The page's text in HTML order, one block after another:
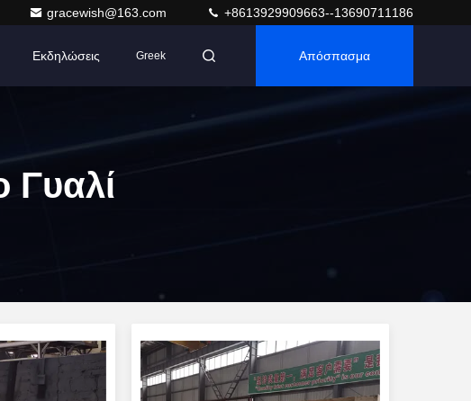
gracewish@163.com +8613929909663--13690711186
Εκδηλώσεις Greek Απόσπασμα
Γυαλί